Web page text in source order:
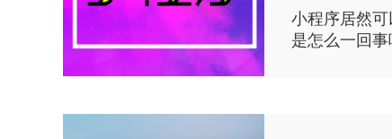
小程序居然
是怎么一回